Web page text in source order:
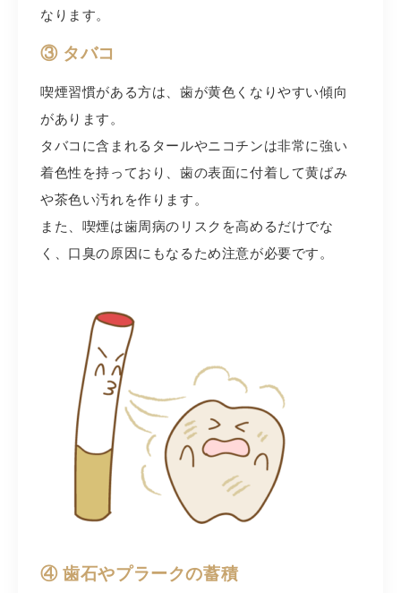
なります。
③ タバコ
喫煙習慣がある方は、歯が黄色くなりやすい傾向
があります。
タバコに含まれるタールやニコチンは非常に強い
着色性を持っており、歯の表面に付着して黄ばみ
や茶色い汚れを作ります。
また、喫煙は歯周病のリスクを高めるだけでな
く、口臭の原因にもなるため注意が必要です。
④ 歯石やプラークの蓄積